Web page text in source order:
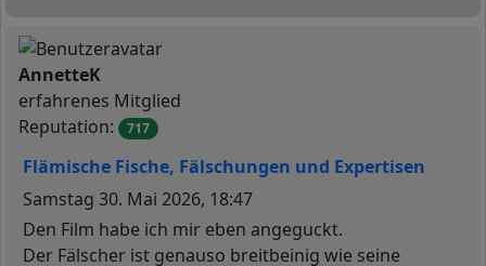
AnnetteKOffline
erfahrenes Mitglied
Reputation:
717
Flämische Fische, Fälschungen und Expertisen
Beitrag
Samstag 30. Mai 2026, 18:47
Den Film habe ich mir eben angeguckt.
Der Fälscher ist genauso breitbeinig wie seine